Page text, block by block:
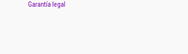
Garantía legal